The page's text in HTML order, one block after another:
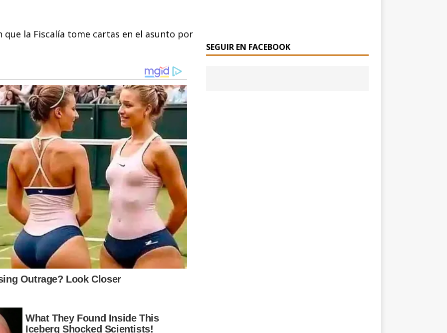
la Fiscalía tome cartas en el asunto por
SEGUIR EN FACEBOOK